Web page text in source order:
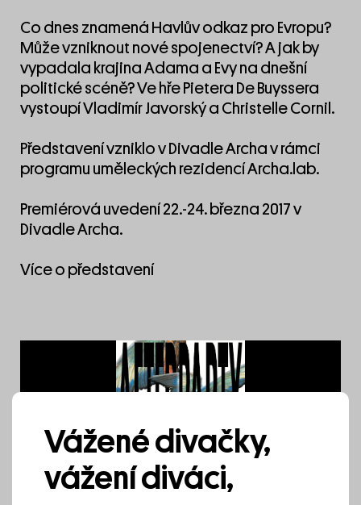
Vážené divačky,
vážení diváci,
Co dnes znamená Havlův odkaz pro Evropu?
Může vzniknout nové spojenectví? A jak by
vypadala krajina Adama a Evy na dnešní
politické scéně? Ve hře Pietera De Buyssera
vystoupí Vladimír Javorský a Christelle Cornil.
Představení vzniklo v Divadle Archa v rámci
programu uměleckých rezidencíArcha.lab.
Premiérová uvedení 22.-24. března 2017 v
Divadle Archa.
Více o představení
/ 4